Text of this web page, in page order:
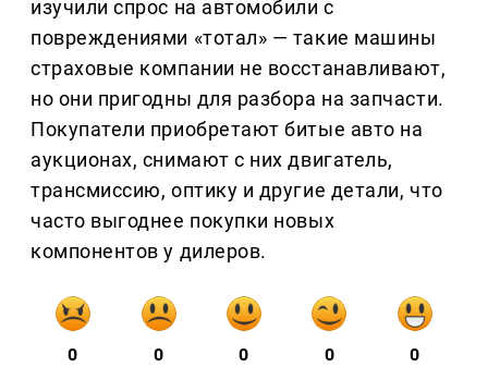
изучили спрос на автомобили с
повреждениями «тотал» — такие машины
страховые компании не восстанавливают,
но они пригодны для разбора на запчасти.
Покупатели приобретают битые авто на
аукционах, снимают с них двигатель,
трансмиссию, оптику и другие детали, что
часто выгоднее покупки новых
компонентов у дилеров.
0 0 0 0 0